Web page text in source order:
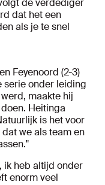
de verdediger
dat het een
als je te snel
Feyenoord (2-3)
serie onder leiding
maakte hij
Heitinga
is het voor
we als team en
ik heb altijd onder
enorm veel